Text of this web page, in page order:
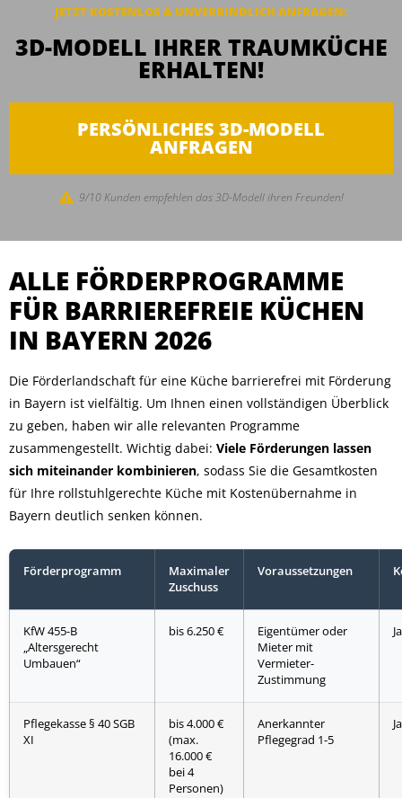
JETZT KOSTENLOS & UNVERBINDLICH ANFRAGEN:
3D-MODELL IHRER TRAUMKÜCHE
ERHALTEN!
PERSÖNLICHES 3D-MODELL
ANFRAGEN
9/10 Kunden empfehlen das 3D-Modell ihren Freunden!
ALLE FÖRDERPROGRAMME
FÜR BARRIEREFREIE KÜCHEN
IN BAYERN 2026
Die Förderlandschaft für eine Küche barrierefrei mit Förderung
in Bayern ist vielfältig. Um Ihnen einen vollständigen Überblick
zu geben, haben wir alle relevanten Programme
zusammengestellt. Wichtig dabei: Viele Förderungen lassen
sich miteinander kombinieren, sodass Sie die Gesamtkosten
für Ihre rollstuhlgerechte Küche mit Kostenübernahme in
Bayern deutlich senken können.
Förderprogramm
Maximaler
Zuschuss
Voraussetzungen
KfW 455-B
„Altersgerecht
Umbauen“
bis 6.250 €
Eigentümer oder
Mieter mit
Vermieter-
Zustimmung
Ja
Pflegekasse § 40 SGB
XI
bis 4.000 €
(max.
16.000 €
bei 4
Personen)
Anerkannter
Pflegegrad 1-5
Ja